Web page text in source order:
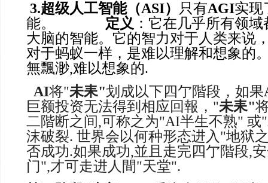
3.超级人工智能（ASI） 只有AGI实现
能。 定义 ：它在几乎所有领
大脑的智能。它的智力对于人类来说
对于蚂蚁一样，是难以理解和想象的
無飄渺,难以想象的.
AI将"未耒"划成以下四亇階段，如果
巨额投资无法得到相应回報，"未耒"
二階断之间,可称之为"AI半生不熟"
沫破裂. 世界会以何种形态进入"地狱
否成功.如果成功,並且走完四亇階段,
门",才可走进人間"天堂".